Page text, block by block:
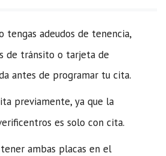
tengas adeudos de tenencia,
de tránsito o tarjeta de
antes de programar tu cita.
previamente, ya que la
es solo con cita.
ambas placas en el